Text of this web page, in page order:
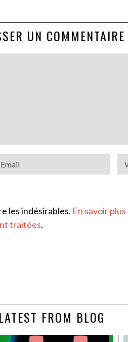
UN COMMENTAIRE
les indésirables. En savoir
traitées.
LATEST FROM BLOG